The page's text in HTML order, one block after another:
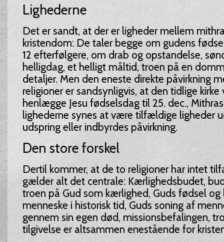
Lighederne
Det er sandt, at der er ligheder mellem
kristendom: De taler begge om gudens
12 efterfølgere, om drab og opstandelse,
helligdag, et helligt måltid, troen på en
detaljer. Men den eneste direkte påvirkning
religioner er sandsynligvis, at den tidlige kirke
henlægge Jesu fødselsdag til 25. dec.,
lighederne synes at være tilfældige ligheder
udspring eller indbyrdes påvirkning.
Den store forskel
Dertil kommer, at de to religioner har intet
gælder alt det centrale: Kærlighedsbudet,
troen på Gud som kærlighed, Guds fødsel og
menneske i historisk tid, Guds soning af
gennem sin egen død, missionsbefalingen,
tilgivelse er altsammen enestående for